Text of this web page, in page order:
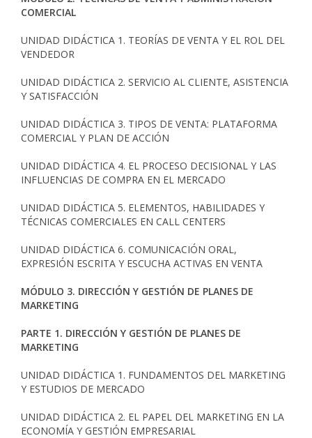
COMERCIAL
UNIDAD DIDÁCTICA 1. TEORÍAS DE VENTA Y EL ROL DEL
VENDEDOR
UNIDAD DIDÁCTICA 2. SERVICIO AL CLIENTE, ASISTENCIA
Y SATISFACCIÓN
UNIDAD DIDÁCTICA 3. TIPOS DE VENTA: PLATAFORMA
COMERCIAL Y PLAN DE ACCIÓN
UNIDAD DIDÁCTICA 4. EL PROCESO DECISIONAL Y LAS
INFLUENCIAS DE COMPRA EN EL MERCADO
UNIDAD DIDÁCTICA 5. ELEMENTOS, HABILIDADES Y
TÉCNICAS COMERCIALES EN CALL CENTERS
UNIDAD DIDÁCTICA 6. COMUNICACIÓN ORAL,
EXPRESIÓN ESCRITA Y ESCUCHA ACTIVAS EN VENTA
MÓDULO 3. DIRECCIÓN Y GESTIÓN DE PLANES DE
MARKETING
PARTE 1. DIRECCIÓN Y GESTIÓN DE PLANES DE
MARKETING
UNIDAD DIDÁCTICA 1. FUNDAMENTOS DEL MARKETING
Y ESTUDIOS DE MERCADO
UNIDAD DIDÁCTICA 2. EL PAPEL DEL MARKETING EN LA
ECONOMÍA Y GESTIÓN EMPRESARIAL